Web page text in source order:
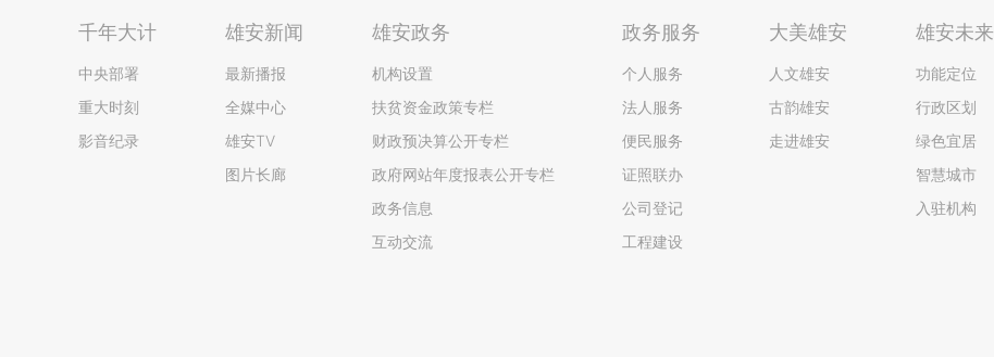
千年大计
中央部署
重大时刻
影音纪录
雄安新闻
最新播报
全媒中心
雄安TV
图片长廊
雄安政务
机构设置
扶贫资金政策专栏
财政预决算公开专栏
政府网站年度报表公开专栏
政务信息
互动交流
政务服务
个人服务
法人服务
便民服务
证照联办
公司登记
工程建设
大美雄安
人文雄安
古韵雄安
走进雄安
雄安未来
功能定位
行政区划
绿色宜居
智慧城市
入驻机构